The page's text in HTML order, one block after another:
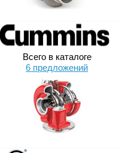
Всего в каталоге
6 предложений